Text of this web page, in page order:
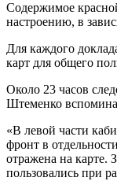
Содержимое
настроению, в
Для каждого
карт для общего
Около 23 часов
Штеменко
«В левой части
фронт в
отражена на карте.
пользовались при